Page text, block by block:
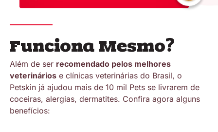
Funciona Mesmo?
Além de ser recomendado pelos melhores
veterinários e clínicas veterinárias do Brasil, o
Petskin já ajudou mais de 10 mil Pets se livrarem de
coceiras, alergias, dermatites. Confira agora alguns
benefícios: